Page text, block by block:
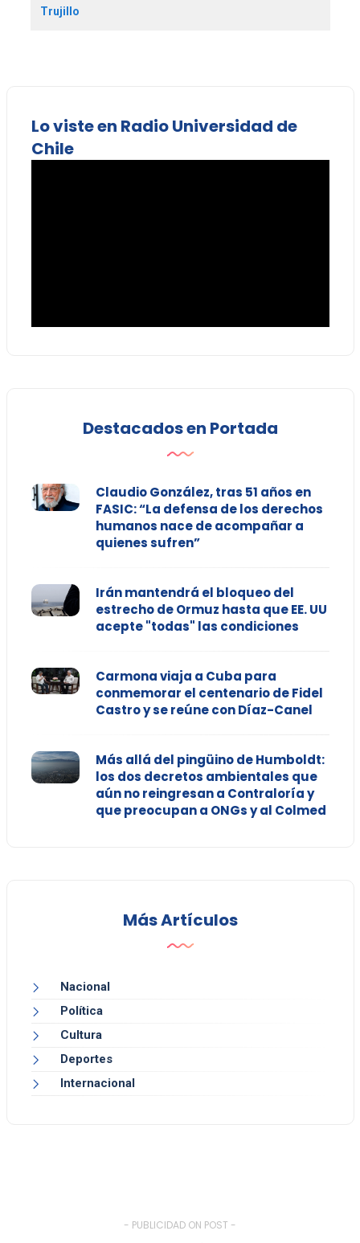
Trujillo
Lo viste en Radio Universidad de
Chile
Destacados en Portada
Claudio González, tras 51 años en
FASIC: “La defensa de los derechos
humanos nace de acompañar a
quienes sufren”
Irán mantendrá el bloqueo del
estrecho de Ormuz hasta que EE. UU
acepte "todas" las condiciones
Carmona viaja a Cuba para
conmemorar el centenario de Fidel
Castro y se reúne con Díaz-Canel
Más allá del pingüino de Humboldt:
los dos decretos ambientales que
aún no reingresan a Contraloría y
que preocupan a ONGs y al Colmed
Más Artículos
Nacional
Política
Cultura
Deportes
Internacional
- PUBLICIDAD ON POST -